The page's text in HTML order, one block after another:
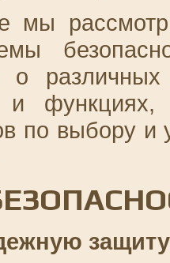
мы
различных
и
по выбору и